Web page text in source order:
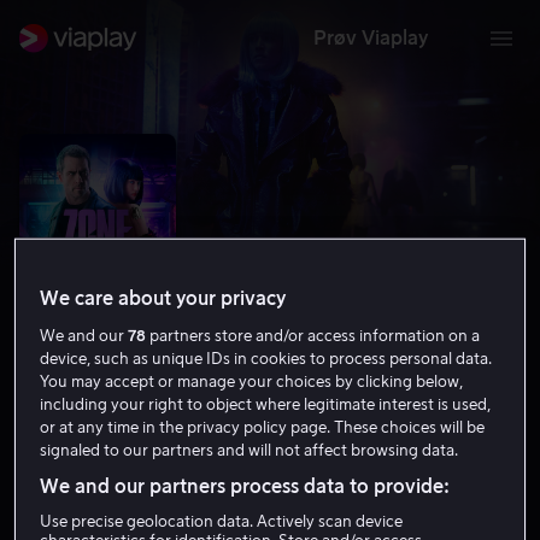
Prøv Viaplay
Zone 414
15 år
HD
We care about your privacy
We and our78 partners store and/or access information on a
device, such as unique IDs in cookies to process personal data.
You may accept or manage your choices by clicking below,
including your right to object where legitimate interest is used,
or at any time in the privacy policy page. These choices will be
signaled to our partners and will not affect browsing data.
We and our partners process data to provide:
Use precise geolocation data. Actively scan device